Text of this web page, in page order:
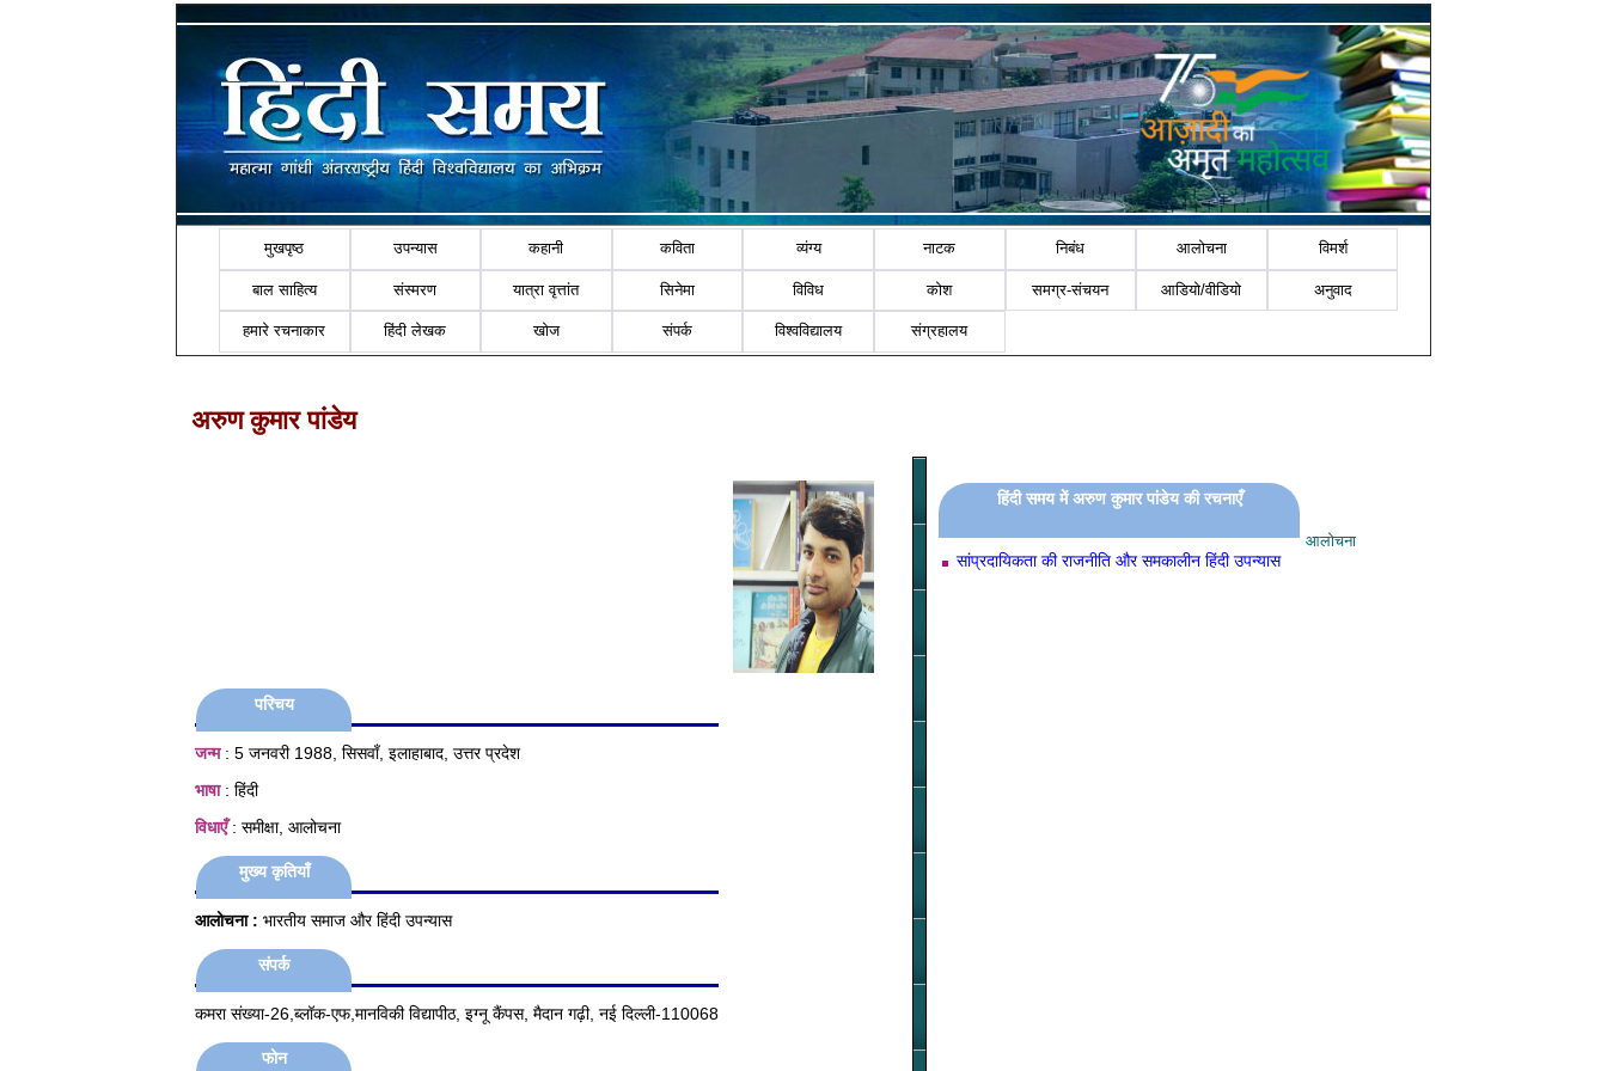
मुखपृष्ठ उपन्यास कहानी कविता व्यंग्य नाटक निबंध आलोचना विमर्श
बाल साहित्य संस्मरण यात्रा वृत्तांत सिनेमा विविध कोश समग्र-संचयन आडियो/वीडियो अनुवाद
हमारे रचनाकार हिंदी लेखक खोज संपर्क विश्वविद्यालय संग्रहालय
अरुण कुमार पांडेय
परिचय
जन्म: 5 जनवरी 1988, सिसवाँ, इलाहाबाद, उत्तर प्रदेश
भाषा: हिंदी
विधाएँ: समीक्षा, आलोचना
मुख्य कृतियाँ
आलोचना : भारतीय समाज और हिंदी उपन्यास
संपर्क
कमरा संख्या-26,ब्लॉक-एफ,मानविकी विद्यापीठ, इग्नू कैंपस, मैदान गढ़ी, नई दिल्ली-110068
फोन
हिंदी समय में अरुण कुमार पांडेय की रचनाएँ
आलोचना
सांप्रदायिकता की राजनीति और समकालीन हिंदी उपन्यास